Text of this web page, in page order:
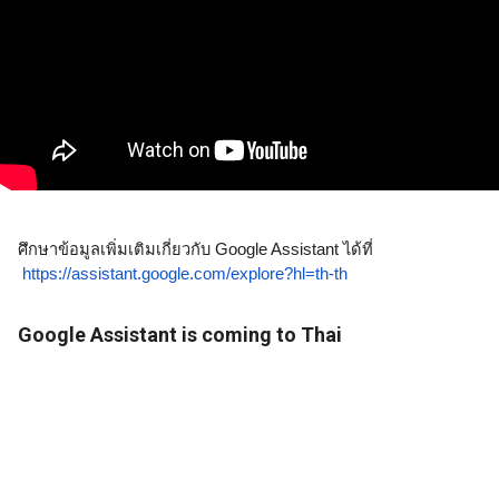
ศึกษาข้อมูลเพิ่มเติมเกี่ยวกับ Google Assistant ได้ที่
https://assistant.google.com/explore?hl=th-th
Google Assistant is coming to Thai